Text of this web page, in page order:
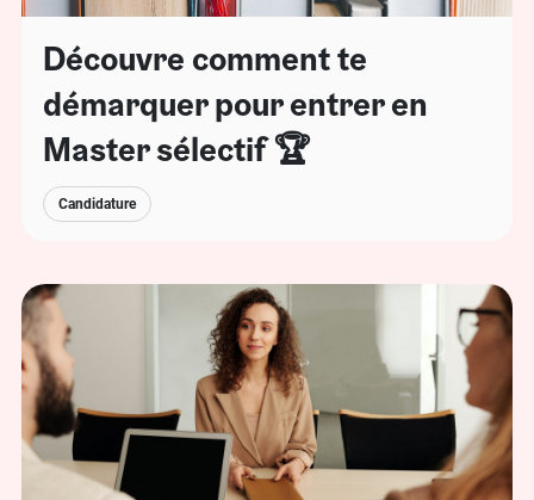
Découvre comment te
démarquer pour entrer en
Master sélectif 🏆
Candidature